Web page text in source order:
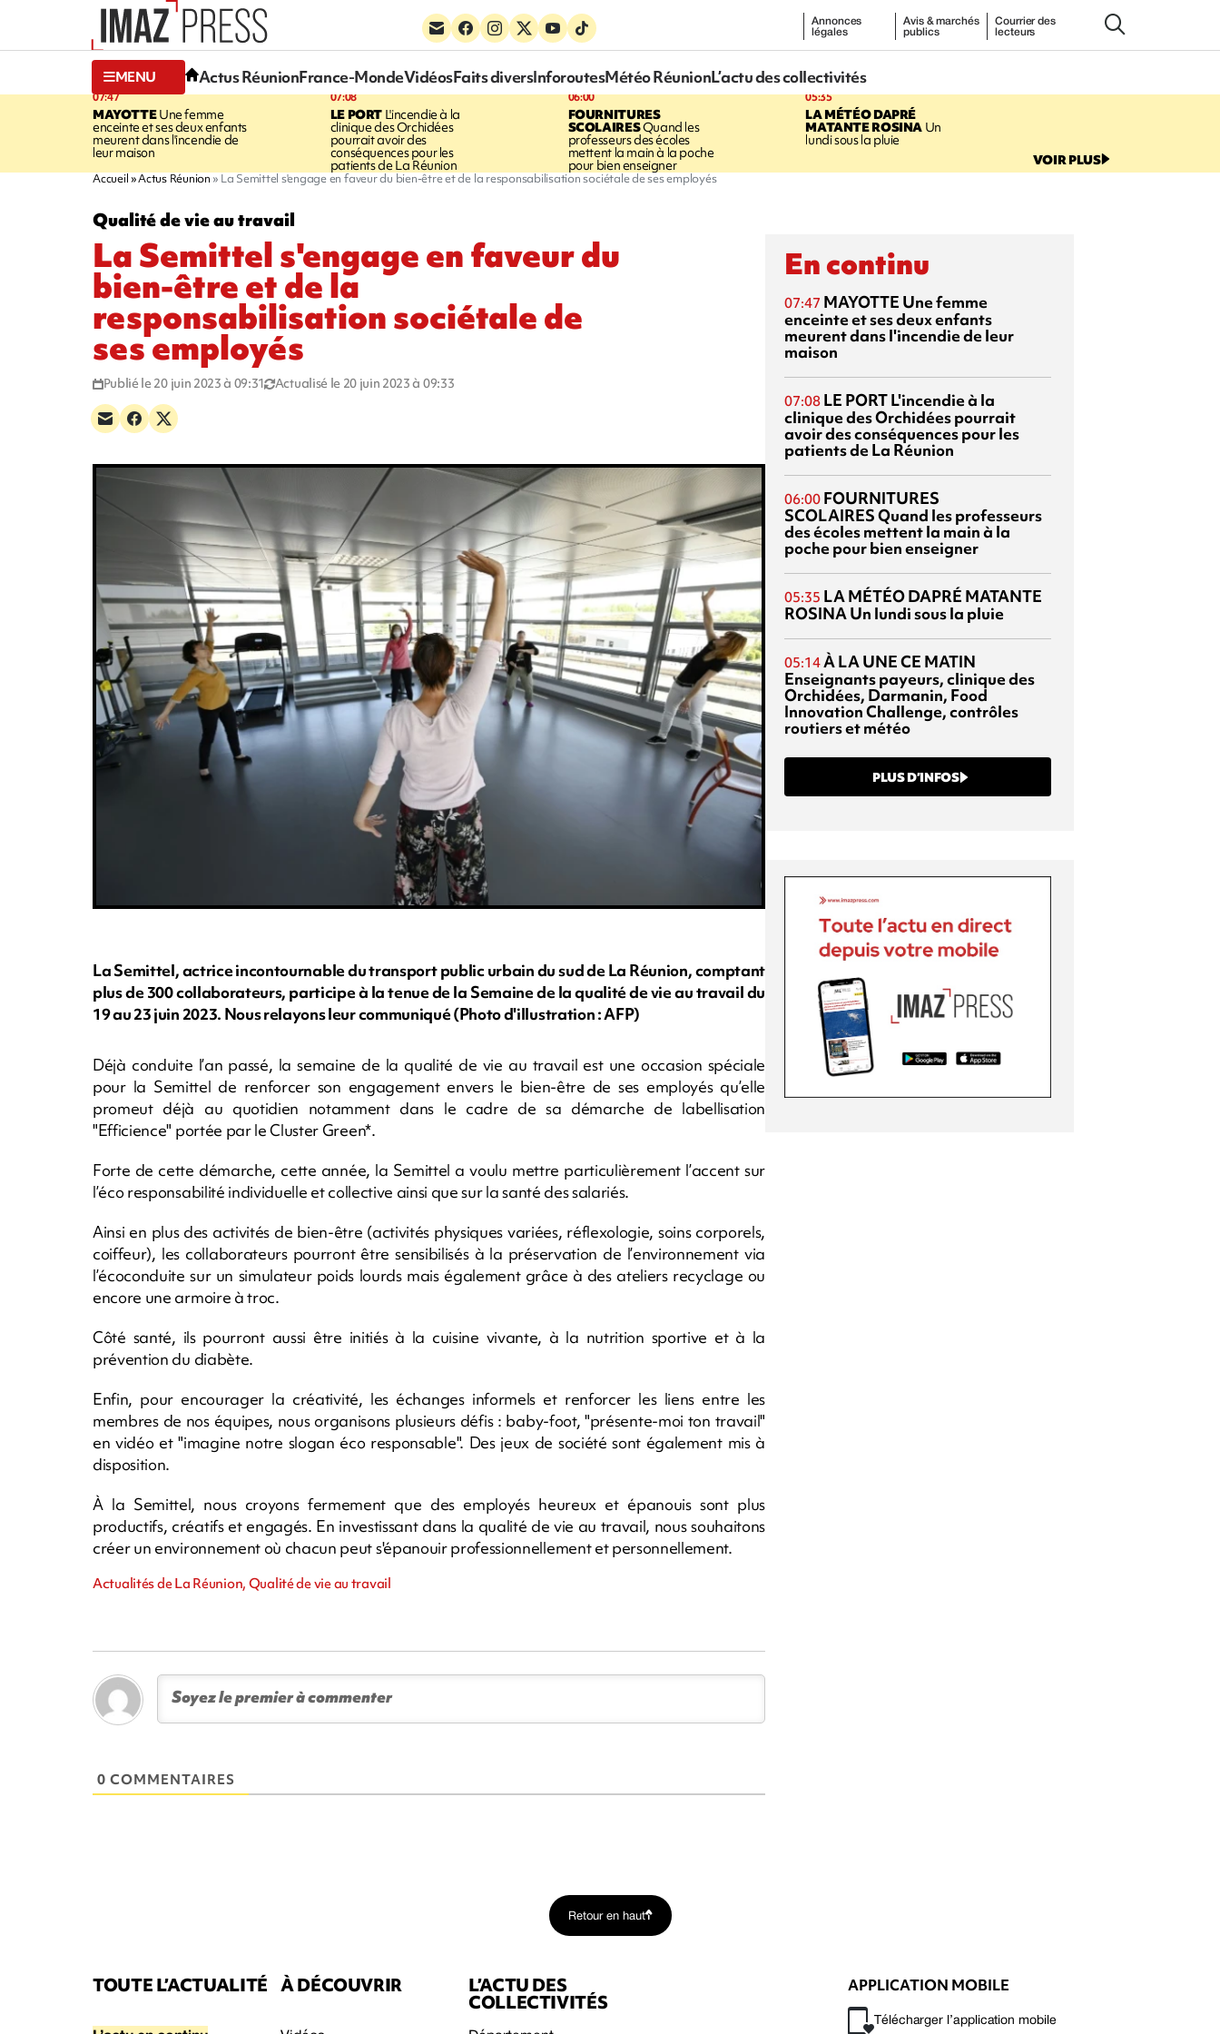
Annonces
légales
Avis & marchés
publics
Courrier des
lecteurs
MENU Actus RéunionFrance-MondeVidéosFaits diversInforoutesMétéo RéunionL’actu des collectivités
07:47
MAYOTTEUne femme
enceinte et ses deux enfants
meurent dans l'incendie de
leur maison
07:08
LE PORT L'incendie à la
clinique des Orchidées
pourrait avoir des
conséquences pour les
patients de La Réunion
06:00
FOURNITURES
SCOLAIRESQuand les
professeurs des écoles
mettent la main à la poche
pour bien enseigner
05:35
LA MÉTÉO DAPRÉ
MATANTE ROSINAUn
lundi sous la pluie
VOIR PLUS
Accueil Actus Réunion La Semittel s'engage en faveur du bien-être et de la responsabilisation sociétale de ses employés
Qualité de vie au travail
La Semittel s'engage en faveur du
bien-être et de la
responsabilisation sociétale de
ses employés
Publié le 20 juin 2023 à 09:31 Actualisé le 20 juin 2023 à 09:33
La Semittel, actrice incontournable du transport public urbain du sud de La Réunion, comptant
plus de 300 collaborateurs, participe à la tenue de la Semaine de la qualité de vie au travail du
19 au 23 juin 2023. Nous relayons leur communiqué (Photo d'illustration : AFP)
Déjà conduite l’an passé, la semaine de la qualité de vie au travail est une occasion spéciale
pour la Semittel de renforcer son engagement envers le bien-être de ses employés qu’elle
promeut déjà au quotidien notamment dans le cadre de sa démarche de labellisation
"Efficience" portée par le Cluster Green*.
Forte de cette démarche, cette année, la Semittel a voulu mettre particulièrement l’accent sur
l’éco responsabilité individuelle et collective ainsi que sur la santé des salariés.
Ainsi en plus des activités de bien-être (activités physiques variées, réflexologie, soins corporels,
coiffeur), les collaborateurs pourront être sensibilisés à la préservation de l’environnement via
l’écoconduite sur un simulateur poids lourds mais également grâce à des ateliers recyclage ou
encore une armoire à troc.
Côté santé, ils pourront aussi être initiés à la cuisine vivante, à la nutrition sportive et à la
prévention du diabète.
Enfin, pour encourager la créativité, les échanges informels et renforcer les liens entre les
membres de nos équipes, nous organisons plusieurs défis : baby-foot, "présente-moi ton travail"
en vidéo et "imagine notre slogan éco responsable". Des jeux de société sont également mis à
disposition.
À la Semittel, nous croyons fermement que des employés heureux et épanouis sont plus
productifs, créatifs et engagés. En investissant dans la qualité de vie au travail, nous souhaitons
créer un environnement où chacun peut s'épanouir professionnellement et personnellement.
Actualités de La Réunion, Qualité de vie au travail
0 COMMENTAIRES
En continu
07:47 MAYOTTE Une femme
enceinte et ses deux enfants
meurent dans l'incendie de leur
maison
07:08 LE PORTL'incendie à la
clinique des Orchidées pourrait
avoir des conséquences pour les
patients de La Réunion
06:00 FOURNITURES
SCOLAIRESQuand les professeurs
des écoles mettent la main à la
poche pour bien enseigner
05:35 LA MÉTÉO DAPRÉ MATANTE
ROSINAUn lundi sous la pluie
05:14À LA UNE CE MATIN
Enseignants payeurs, clinique des
Orchidées, Darmanin, Food
Innovation Challenge, contrôles
routiers et météo
PLUS D’INFOS
Retour en haut
TOUTE L’ACTUALITÉ À DÉCOUVRIR L’ACTU DES
COLLECTIVITÉS
APPLICATION MOBILE
Télécharger l’application mobile